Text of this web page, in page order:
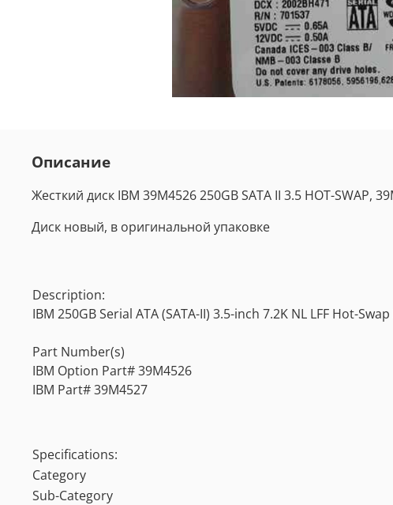
Описание
Жесткий диск IBM 39M4526 250GB SATA II 3.5 HOT-SWAP,
Диск новый, в оригинальной упаковке
Description:
IBM 250GB Serial ATA (SATA-II) 3.5-inch 7.2K NL LFF Hot-
Part Number(s)
IBM Option Part# 39M4526
IBM Part# 39M4527
Specifications:
Category
Sub-Category